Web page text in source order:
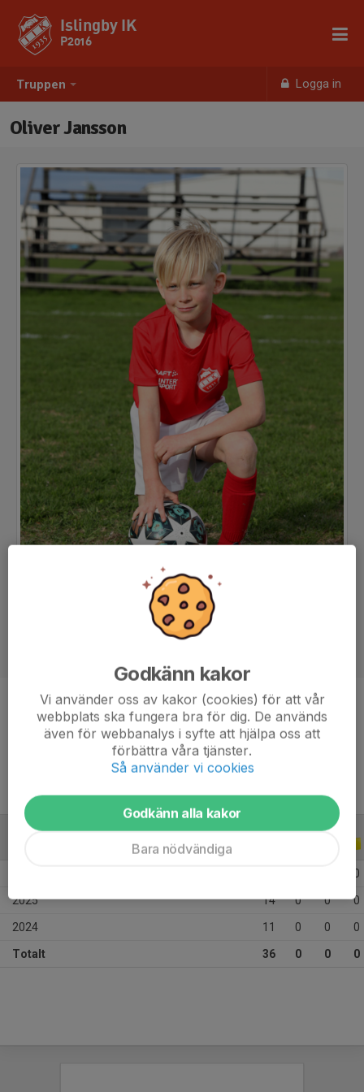
Truppen Logga in
Islingby IK
P2016
Oliver Jansson
Position
-
9 år
ALLA ÅR
0
2025 14 0 0 0
2024 11 0 0 0
Totalt 36 0 0 0
Godkänn kakor
Vi använder oss av kakor (cookies) för att vår
webbplats ska fungera bra för dig. De används
även för webbanalys i syfte att hjälpa oss att
förbättra våra tjänster.
Så använder vi cookies
Godkänn alla kakor
Bara nödvändiga